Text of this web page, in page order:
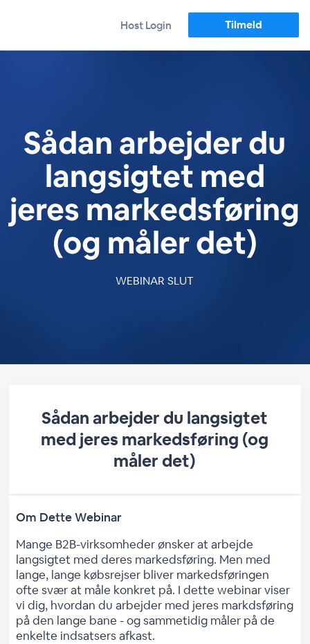
Host Login Tilmeld
Sådan arbejder du
langsigtet med
jeres markedsføring
(og måler det)
WEBINAR SLUT
Sådan arbejder du langsigtet
med jeres markedsføring (og
måler det)
Om Dette Webinar
Mange B2B-virksomheder ønsker at arbejde
langsigtet med deres markedsføring. Men med
lange, lange købsrejser bliver markedsføringen
ofte svær at måle konkret på. I dette webinar viser
vi dig, hvordan du arbejder med jeres markdsføring
på den lange bane - og sammetidig måler på de
enkelte indsatsers afkast.